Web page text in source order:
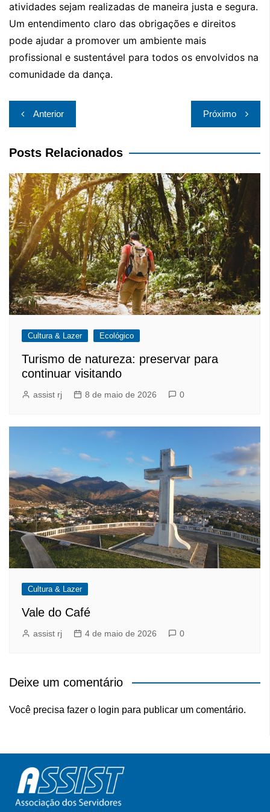
atividades sejam realizadas de maneira justa e segura.
Um entendimento claro das obrigações e direitos
pode ajudar a promover um ambiente mais
profissional e sustentável para todos os envolvidos na
comunidade da dança.
Navegação
de
Post
Anterior Próximo
Posts Relacionados
Cultura & Lazer Ecológico
Turismo de natureza: preservar para
continuar visitando
assist rj 8 de maio de 2026 0
Cultura & Lazer
Vale do Café
assist rj 4 de maio de 2026 0
Deixe um comentário
Você precisa fazer o login para publicar um comentário.